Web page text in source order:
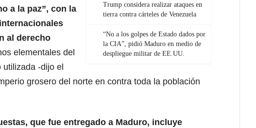
Trump considera realizar ataques en
tierra contra cárteles de Venezuela
“No a los golpes de Estado dados por
la CIA”, pidió Maduro en medio de
despliegue militar de EE.UU.
a la paz”, con la
al derecho
elementales del
-dijo el
grosero del norte en contra toda la población
que fue entregado a Maduro, incluye